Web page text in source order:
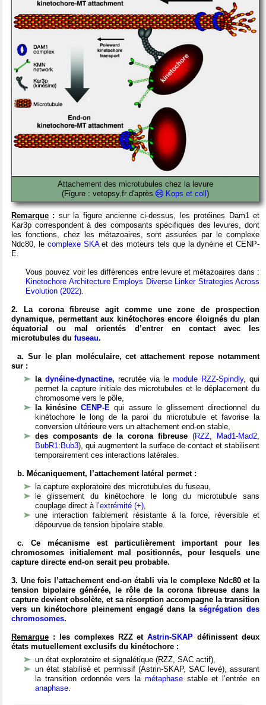
Attachement des microtubules chez la levure
(Figure : vetopsy.fr d'après
Kops et coll )
Remarque : sur la figure ancienne ci-dessus, les protéines Dam1 et
Kar3p correspondent à des composants spécifiques des levures, dont
les fonctions, chez les métazoaires, sont assurées par le complexe
Ndc80, le complexe SKAet des moteurs tels que la dynéine et CENP-
E.
Vous pouvez voir les différences entre levure et métazoaires dans :
Kinetochore Architecture Employs Diverse Linker Strategies Across
Evolution (2022).
2. La corona fibreuse agit comme une zone de prospection
dynamique, permettant aux kinétochores encore éloignés du plan
équatorial ou mal orientés d’entrer en contact avec les
microtubules du fuseau.
a. Sur le plan moléculaire, cet attachement repose notamment
sur :
la dynéine-dynactine, recrutée via le module RZZ-Spindly, qui
permet la capture initiale des microtubules et le déplacement du
chromosome vers le pôle,
la kinésineCENP-E qui assure le glissement directionnel du
kinétochore le long de la paroi du microtubule et favorise la
conversion ultérieure vers un attachement end-on stable,
des composants de la corona fibreuse (RZZ, Mad1-Mad2,
BubR1:Bub3), qui augmentent la surface de contact et stabilisent
temporairement ces interactions latérales.
b. Mécaniquement, l’attachement latéral permet :
la capture exploratoire des microtubules du fuseau,
le glissement du kinétochore le long du microtubule sans
couplage direct à l’extrémité (+),
une interaction faiblement résistante à la force, réversible et
dépourvue de tension bipolaire stable.
c. Ce mécanisme est particulièrement important pour les
chromosomes initialement mal positionnés, pour lesquels une
capture directe end-on serait peu probable.
3. Une fois l’attachement end-on établi via le complexe Ndc80 et la
tension bipolaire générée, le rôle de la corona fibreuse dans la
capture devient obsolète, et sa résorption accompagne la transition
vers un kinétochore pleinement engagé dans laségrégation des
chromosomes.
Remarque : les complexes RZZ etAstrin-SKAP définissent deux
états mutuellement exclusifs du kinétochore :
un état exploratoire et signalétique (RZZ, SAC actif),
un état stabilisé et permissif (Astrin-SKAP, SAC levé), assurant
la transition ordonnée vers la métaphasestable et l’entrée en
anaphase.